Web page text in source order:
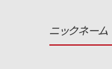
ニックネーム